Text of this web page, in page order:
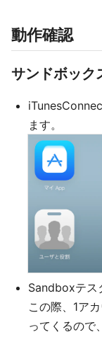
動作確認
サンドボック
ます。
Sandboxテス
この際、1ア
ってくるので